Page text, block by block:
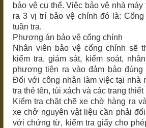
bảo vệ cụ thể. Việc bảo vệ nhà
ra 3 vị trí bảo vệ chính đó là:
tuần tra.
Phương án bảo vệ cổng chính
Nhân viên bảo vệ cổng chính sẽ
kiểm tra, giám sát, kiểm soát,
phương tiện ra vào đảm bảo đúng
Đối với công nhân làm việc tại nhà
tra thẻ tên, túi xách và các trang
Kiểm tra chặt chẽ xe chờ hàng ra
xe chở nguyên vật liệu cần phải
với chứng từ, kiểm tra giấy cho